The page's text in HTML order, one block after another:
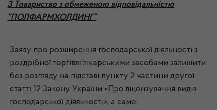
3 Товариство з обмеженою відповідальністю
“ПОЛФАРМХОЛДИНГ”
Заяву про розширення господарської діяльності з
роздрібної торгівлі лікарськими засобами залишити
без розгляду на підставі пункту 2 частини другої
статті 12 Закону України «Про ліцензування видів
господарської діяльності», а саме: